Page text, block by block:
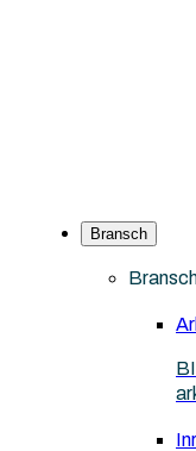
Bransch